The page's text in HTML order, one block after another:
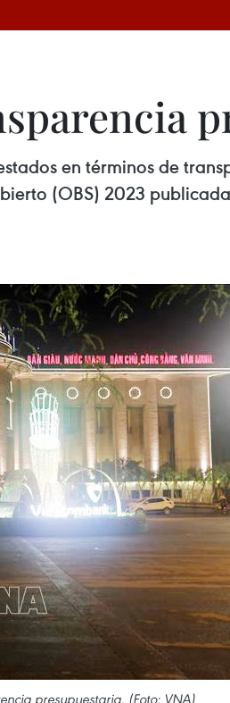
en términos de
(OBS) 2023
presupuestaria. (Foto: VNA)